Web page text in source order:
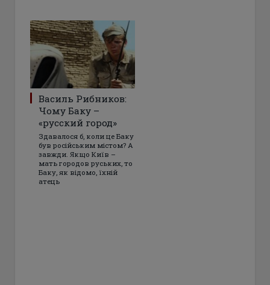
Василь Рибников:
Чому Баку –
«русский город»
Здавалося б, коли це Баку
був російським містом? А
завжди. Якщо Київ –
мать городов руських, то
Баку, як відомо, їхній
атець